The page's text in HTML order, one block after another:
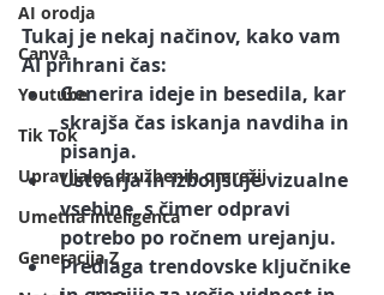
AI orodja
Canva
Youtube
Tik Tok
Upravljalec družbenih omrežij
Umetna inteligenca
Generacija Z
Tukaj je nekaj načinov, kako vam
AI prihrani čas:
Generira ideje in besedila, kar
skrajša čas iskanja navdiha in
pisanja.
Ustvarja in izboljšuje vizualne
vsebine, s čimer odpravi
potrebo po ročnem urejanju.
Predlaga trendovske ključnike